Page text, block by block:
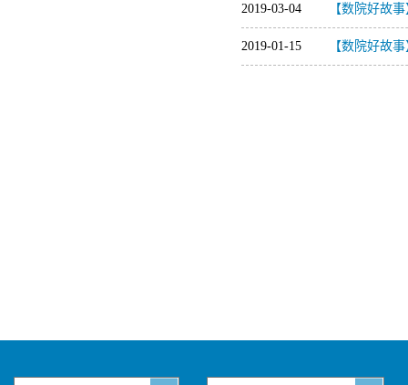
2019-03-04 【数院好故
2019-01-15 【数院好故